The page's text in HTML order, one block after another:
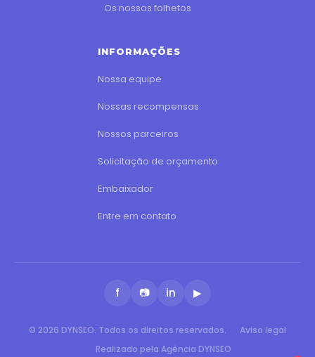
Os nossos folhetos
INFORMAÇÕES
Nossa equipe
Nossas recompensas
Nossos parceiros
Solicitação de orçamento
Embaixador
Entre em contato
f 📷 in ▶
© 2026 DYNSEO. Todos os direitos reservados.
Aviso legal
Realizado pela Agência DYNSEO